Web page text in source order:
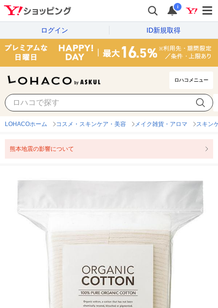
i
ログイン ID新規取得
ロハコメニュー
LOHACOホーム コスメ・スキンケア・美容 メイク雑貨・アロマ スキン
熊本地震の影響について